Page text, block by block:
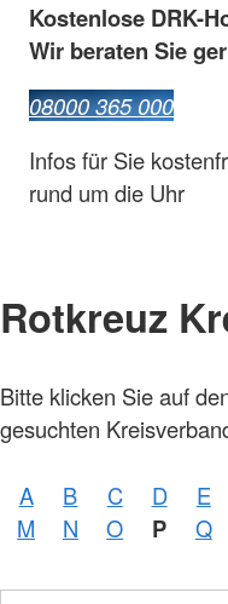
Kostenlose DRK-
Wir beraten Sie
08000 365 000
Infos für Sie
rund um die Uhr
Rotkreuz
Bitte klicken Sie auf
gesuchten
A B C D E
M
N O P Q